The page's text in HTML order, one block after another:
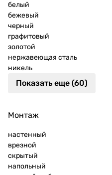
белый
бежевый
черный
графитовый
золотой
нержавеющая сталь
никель
Показать еще (60)
Монтаж
настенный
врезной
скрытый
напольный